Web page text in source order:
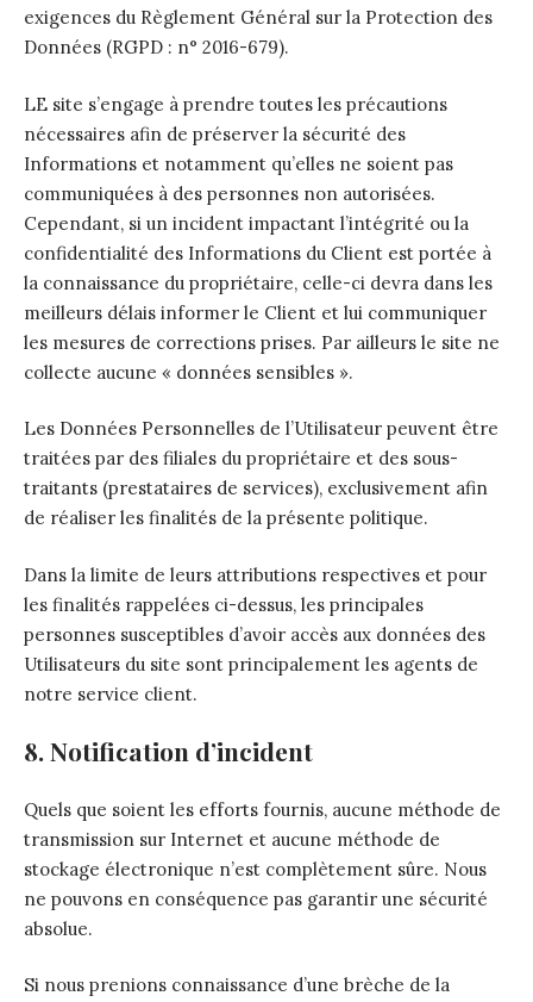
exigences du Règlement Général sur la Protection des
Données (RGPD : n° 2016-679).
LE site s’engage à prendre toutes les précautions
nécessaires afin de préserver la sécurité des
Informations et notamment qu’elles ne soient pas
communiquées à des personnes non autorisées.
Cependant, si un incident impactant l’intégrité ou la
confidentialité des Informations du Client est portée à
la connaissance du propriétaire, celle-ci devra dans les
meilleurs délais informer le Client et lui communiquer
les mesures de corrections prises. Par ailleurs le site ne
collecte aucune « données sensibles ».
Les Données Personnelles de l’Utilisateur peuvent être
traitées par des filiales du propriétaire et des sous-
traitants (prestataires de services), exclusivement afin
de réaliser les finalités de la présente politique.
Dans la limite de leurs attributions respectives et pour
les finalités rappelées ci-dessus, les principales
personnes susceptibles d’avoir accès aux données des
Utilisateurs du site sont principalement les agents de
notre service client.
8. Notification d’incident
Quels que soient les efforts fournis, aucune méthode de
transmission sur Internet et aucune méthode de
stockage électronique n’est complètement sûre. Nous
ne pouvons en conséquence pas garantir une sécurité
absolue.
Si nous prenions connaissance d’une brèche de la